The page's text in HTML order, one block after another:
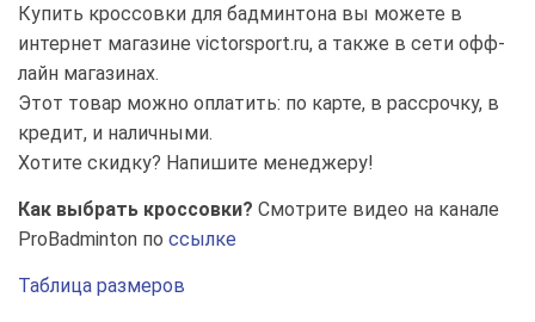
Купить кроссовки для бадминтона вы можете в
интернет магазине victorsport.ru, а также в сети офф-
лайн магазинах.
Этот товар можно оплатить: по карте, в рассрочку, в
кредит, и наличными.
Хотите скидку? Напишите менеджеру!
Как выбрать кроссовки? Смотрите видео на канале
ProBadminton по ссылке
Таблица размеров